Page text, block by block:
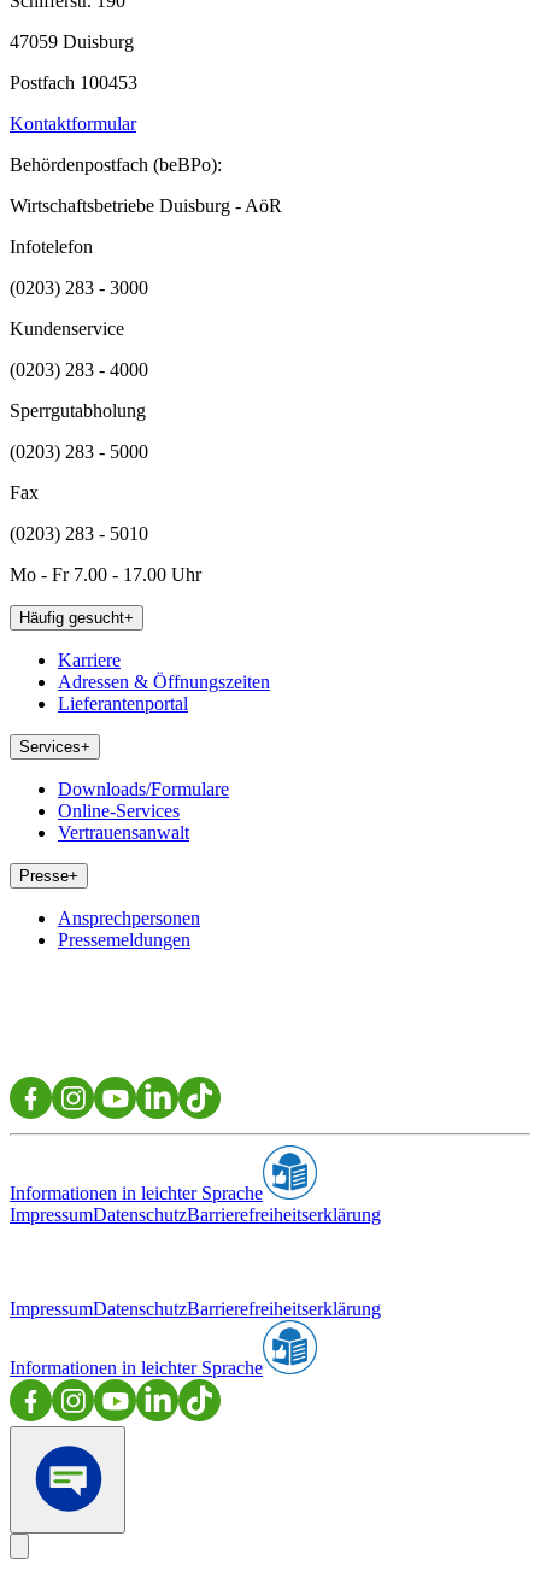
47059 Duisburg
Postfach 100453
Kontaktformular
Behördenpostfach (beBPo):
Wirtschaftsbetriebe Duisburg - AöR
Infotelefon
(0203) 283 - 3000
Kundenservice
(0203) 283 - 4000
Sperrgutabholung
(0203) 283 - 5000
Fax
(0203) 283 - 5010
Mo - Fr 7.00 - 17.00 Uhr
Häufig gesucht+
Karriere
Adressen & Öffnungszeiten
Lieferantenportal
Services+
Downloads/Formulare
Online-Services
Vertrauensanwalt
Presse+
Ansprechpersonen
Pressemeldungen
Informationen in leichter Sprache
ImpressumDatenschutzBarrierefreiheitserklärung
ImpressumDatenschutzBarrierefreiheitserklärung
Informationen in leichter Sprache